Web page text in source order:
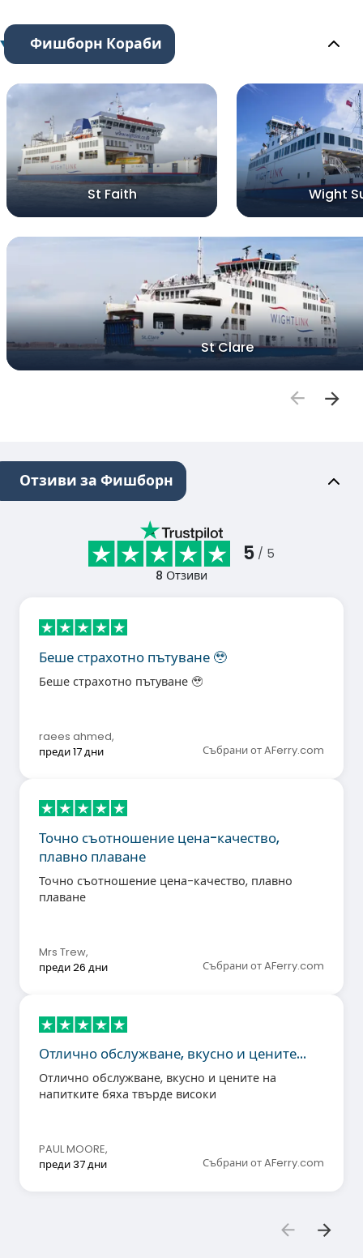
Фишборн Кораби
St Faith Wight
St Clare
Отзиви за Фишборн
5 / 5
8 Отзиви
Беше страхотно пътуване 🥹
Беше страхотно пътуване 🥹
raees ahmed,
преди 17 дни
Събрани от AFerry.com
Точно съотношение цена-качество,
плавно плаване
Точно съотношение цена-качество, плавно
плаване
Mrs Trew,
преди 26 дни
Събрани от AFerry.com
Отлично обслужване, вкусно и цените…
Отлично обслужване, вкусно и цените на
напитките бяха твърде високи
PAUL MOORE,
преди 37 дни
Събрани от AFerry.com